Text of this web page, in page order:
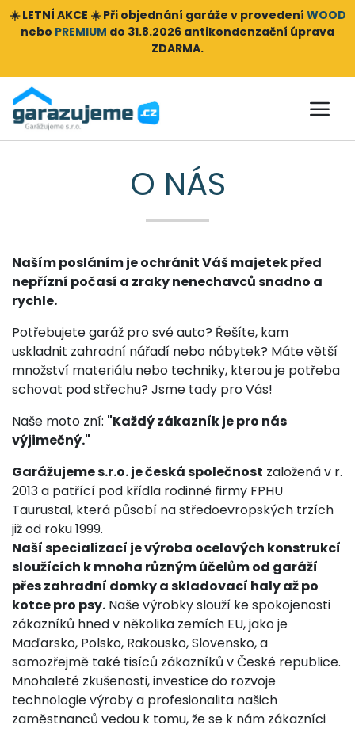
☀️ LETNÍ AKCE ☀️ Při objednání garáže v provedení WOOD
nebo PREMIUM do 31.8.2026 antikondenzační úprava
ZDARMA.
O NÁS
Naším posláním je ochránit Váš majetek před
nepřízní počasí a zraky nenechavců snadno a
rychle.
Potřebujete garáž pro své auto? Řešíte, kam
uskladnit zahradní nářadí nebo nábytek? Máte větší
množství materiálu nebo techniky, kterou je potřeba
schovat pod střechu? Jsme tady pro Vás!
Naše moto zní: "Každý zákazník je pro nás
výjimečný."
Garážujeme s.r.o. je česká společnost založená v r.
2013 a patřící pod křídla rodinné firmy FPHU
Taurustal, která působí na středoevropských trzích
již od roku 1999.
Naší specializací je výroba ocelových konstrukcí
sloužících k mnoha různým účelům od garáží
přes zahradní domky a skladovací haly až po
kotce pro psy. Naše výrobky slouží ke spokojenosti
zákazníků hned v několika zemích EU, jako je
Maďarsko, Polsko, Rakousko, Slovensko, a
samozřejmě také tisíců zákazníků v České republice.
Mnohaleté zkušenosti, investice do rozvoje
technologie výroby a profesionalita našich
zaměstnanců vedou k tomu, že se k nám zákazníci